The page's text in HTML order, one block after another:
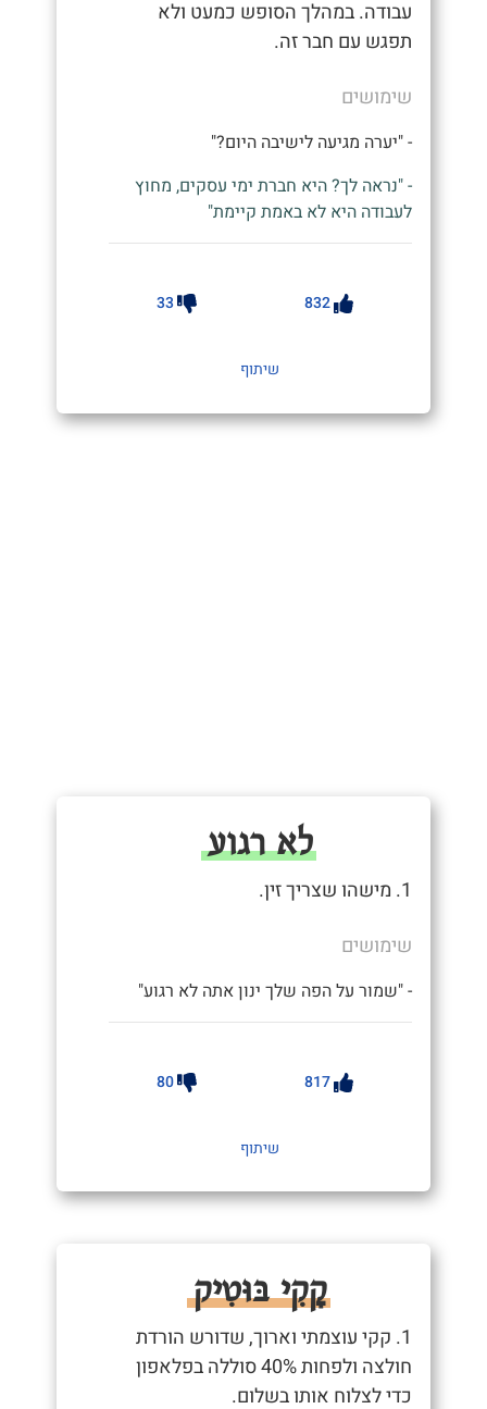
עבודה. במהלך הסופש כמעט ולא
תפגש עם חבר זה.
שימושים
- "יערה מגיעה לישיבה היום?"
- "נראה לך? היא חברת ימי עסקים, מחוץ
לעבודה היא לא באמת קיימת"
832
33
שיתוף
לא רגוע
1. מישהו שצריך זין.
שימושים
- "שמור על הפה שלך ינון אתה לא רגוע"
817
80
שיתוף
קָקִי בּוּטִיק
1. קקי עוצמתי וארוך, שדורש הורדת
חולצה ולפחות 40% סוללה בפלאפון
כדי לצלוח אותו בשלום.